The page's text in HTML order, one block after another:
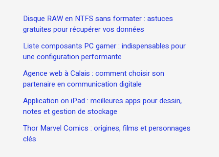
Disque RAW en NTFS sans formater : astuces
gratuites pour récupérer vos données
Liste composants PC gamer : indispensables pour
une configuration performante
Agence web à Calais : comment choisir son
partenaire en communication digitale
Application on iPad : meilleures apps pour dessin,
notes et gestion de stockage
Thor Marvel Comics : origines, films et personnages
clés